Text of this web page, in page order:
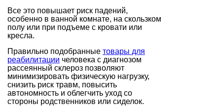
Все это повышает риск падений,
особенно в ванной комнате, на скользком
полу или при подъеме с кровати или
кресла.
Правильно подобранные товары для
реабилитации человека с диагнозом
рассеянный склероз позволяют
минимизировать физическую нагрузку,
снизить риск травм, повысить
автономность и облегчить уход со
стороны родственников или сиделок.